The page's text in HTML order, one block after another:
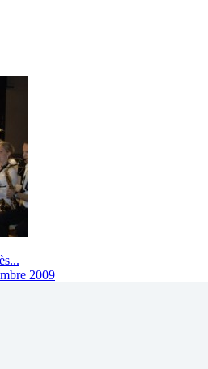
2009